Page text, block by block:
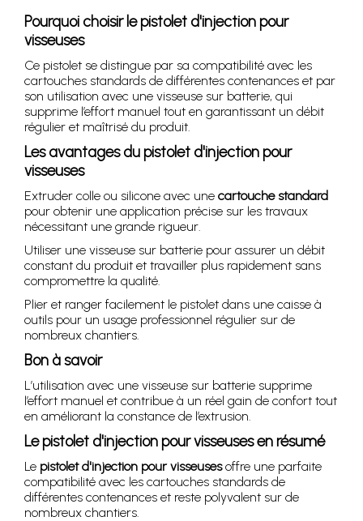
Pourquoi choisir le pistolet d'injection pour
visseuses
Ce pistolet se distingue par sa compatibilité avec les
cartouches standards de différentes contenances et par
son utilisation avec une visseuse sur batterie, qui
supprime l’effort manuel tout en garantissant un débit
régulier et maîtrisé du produit.
Les avantages du pistolet d'injection pour
visseuses
Extruder colle ou silicone avec une cartouche standard
pour obtenir une application précise sur les travaux
nécessitant une grande rigueur.
Utiliser une visseuse sur batterie pour assurer un débit
constant du produit et travailler plus rapidement sans
compromettre la qualité.
Plier et ranger facilement le pistolet dans une caisse à
outils pour un usage professionnel régulier sur de
nombreux chantiers.
Bon à savoir
L’utilisation avec une visseuse sur batterie supprime
l’effort manuel et contribue à un réel gain de confort tout
en améliorant la constance de l’extrusion.
Le pistolet d'injection pour visseuses en résumé
Le pistolet d'injection pour visseusesoffre une parfaite
compatibilité avec les cartouches standards de
différentes contenances et reste polyvalent sur de
nombreux chantiers.